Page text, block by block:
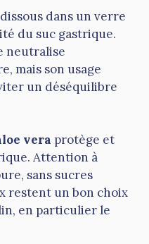
dans un verre
du suc gastrique.
neutralise
mais son usage
un déséquilibre
vera protège et
Attention à
sans sucres
restent un bon choix
en particulier le